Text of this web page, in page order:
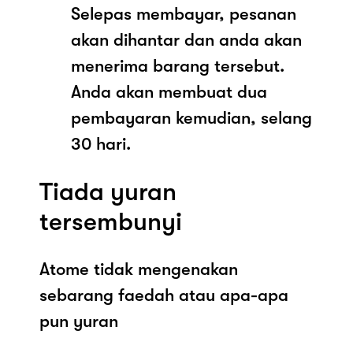
Selepas membayar, pesanan
akan dihantar dan anda akan
menerima barang tersebut.
Anda akan membuat dua
pembayaran kemudian, selang
30 hari.
Tiada yuran
tersembunyi
Atome tidak mengenakan
sebarang faedah atau apa-apa
pun yuran